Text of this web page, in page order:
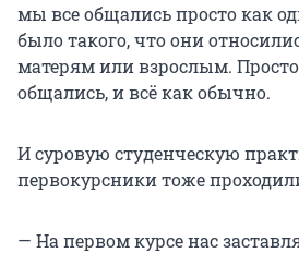
мы все общались просто как
было такого, что они
матерям или взрослым.
общались, и всё как обычно.
И суровую студенческую
первокурсники тоже
— На первом курсе нас